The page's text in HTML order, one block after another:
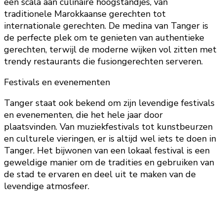
traditionele Marokkaanse gerechten tot
internationale gerechten. De medina van Tanger is
de perfecte plek om te genieten van authentieke
gerechten, terwijl de moderne wijken vol zitten met
trendy restaurants die fusiongerechten serveren.
Festivals en evenementen
Tanger staat ook bekend om zijn levendige festivals
en evenementen, die het hele jaar door
plaatsvinden. Van muziekfestivals tot kunstbeurzen
en culturele vieringen, er is altijd wel iets te doen in
Tanger. Het bijwonen van een lokaal festival is een
geweldige manier om de tradities en gebruiken van
de stad te ervaren en deel uit te maken van de
levendige atmosfeer.